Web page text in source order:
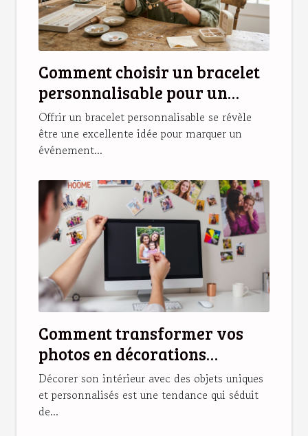
Comment choisir un bracelet
personnalisable pour un
cadeau unique ?
Offrir un bracelet personnalisable se révèle
être une excellente idée pour marquer un
événement...
Comment transformer vos
photos en décorations
magnétiques originales ?
Décorer son intérieur avec des objets uniques
et personnalisés est une tendance qui séduit
de...